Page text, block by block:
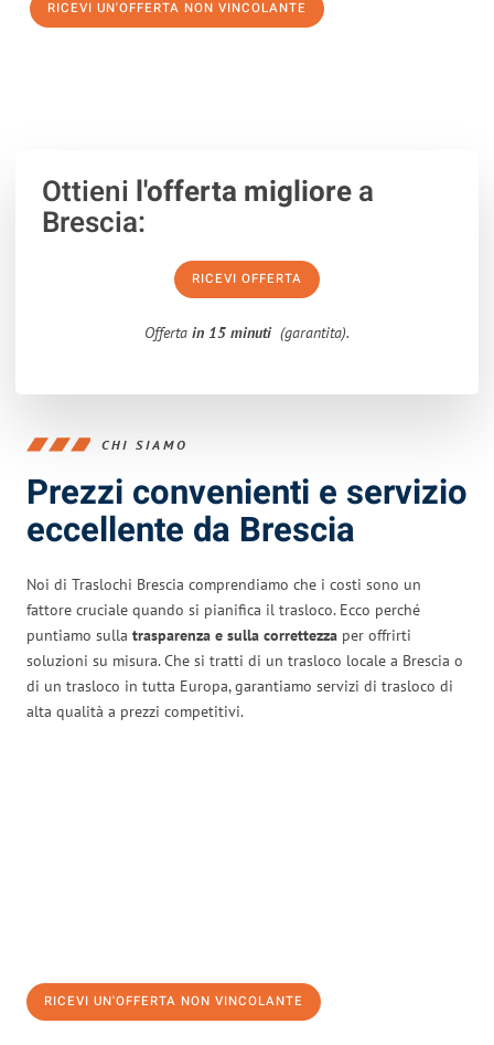
RICEVI UN'OFFERTA NON VINCOLANTE
Ottieni l'offerta migliorea
Brescia:
RICEVI OFFERTA
Offerta in 15 minuti (garantita).
CHI SIAMO
Prezzi convenienti e servizio
eccellente da Brescia
Noi di Traslochi Brescia comprendiamo che i costi sono un
fattore cruciale quando si pianifica il trasloco. Ecco perché
puntiamo sulla trasparenza e sulla correttezza per offrirti
soluzioni su misura. Che si tratti di un trasloco locale a Brescia o
di un trasloco in tutta Europa, garantiamo servizi di trasloco di
alta qualità a prezzi competitivi.
RICEVI UN'OFFERTA NON VINCOLANTE